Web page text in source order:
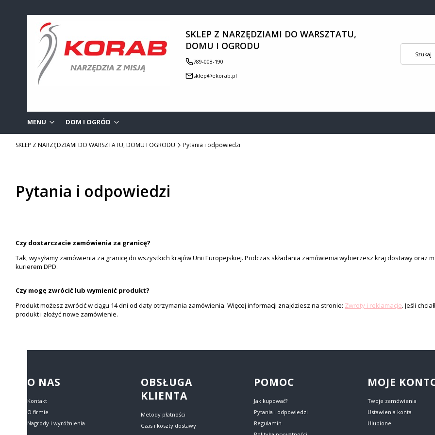
SKLEP Z NARZĘDZIAMI DO WARSZTATU,
DOMU I OGRODU
789-008-190
sklep@ekorab.pl
MENU DOM I OGRÓD
SKLEP Z NARZĘDZIAMI DO WARSZTATU, DOMU I OGRODU Pytania i odpowiedzi
Pytania i odpowiedzi
Czy dostarczacie zamówienia za granicę?
Tak, wysyłamy zamówienia za granicę do wszystkich krajów Unii Europejskiej. Podczas składania zamówienia wybierzesz kraj dostawy
kurierem DPD.
Czy mogę zwrócić lub wymienić produkt?
Produkt możesz zwrócić w ciągu 14 dni od daty otrzymania zamówienia. Więcej informacji znajdziesz na stronie: Zwroty i reklamacje. Jeśli
produkt i złożyć nowe zamówienie.
Linki w stopce
O NAS
Kontakt
O firmie
Nagrody i wyróżnienia
OBSŁUGA
KLIENTA
Metody płatności
Czas i koszty dostawy
POMOC
Jak kupować?
Pytania i odpowiedzi
Regulamin
MOJE
Twoje zamówienia
Ustawienia konta
Ulubione